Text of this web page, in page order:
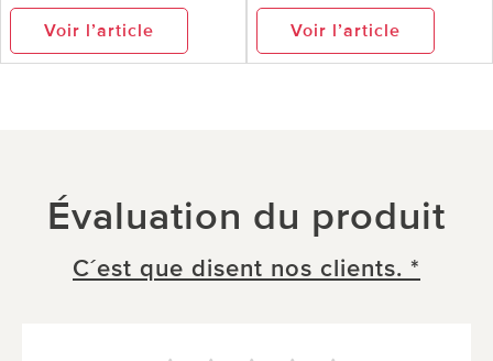
Voir l’article Voir l’article
Évaluation du produit
C´est que disent nos clients. *